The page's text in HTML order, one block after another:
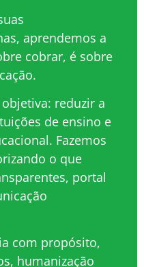
aprendemos a
cobrar, é sobre
reduzir a
de ensino e
Fazemos
o que
portal
com propósito,
humanização